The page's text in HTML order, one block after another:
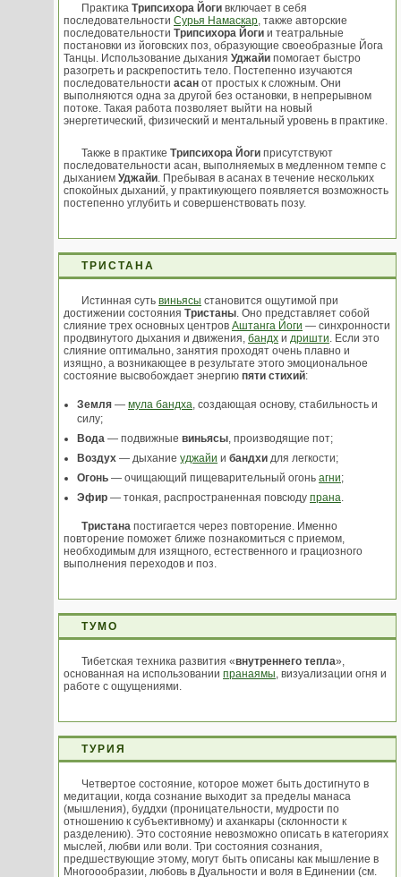
Практика Трипсихора Йоги включает в себя
последовательности Сурья Намаскар , также авторские
последовательности Трипсихора Йоги и театральные
постановки из йоговских поз, образующие своеобразные Йога
Танцы. Использование дыхания Уджайи помогает быстро
разогреть и раскрепостить тело. Постепенно изучаются
последовательности асан от простых к сложным. Они
выполняются одна за другой без остановки, в непрерывном
потоке. Такая работа позволяет выйти на новый
энергетический, физический и ментальный уровень в практике.
Также в практике Трипсихора Йоги присутствуют
последовательности асан, выполняемых в медленном темпе с
дыханием Уджайи . Пребывая в асанах в течение нескольких
спокойных дыханий, у практикующего появляется возможность
постепенно углубить и совершенствовать позу.
ТРИСТАНА
Истинная суть виньясы становится ощутимой при
достижении состояния Тристаны . Оно представляет собой
слияние трех основных центров Аштанга Йоги — синхронности
продвинутого дыхания и движения, бандх и дришти . Если это
слияние оптимально, занятия проходят очень плавно и
изящно, а возникающее в результате этого эмоциональное
состояние высвобождает энергию пяти стихий:
Земля — мула бандха , создающая основу, стабильность и
силу;
Вода — подвижные виньясы , производящие пот;
Воздух — дыхание уджайи и бандхи для легкости;
Огонь — очищающий пищеварительный огонь агни;
Эфир — тонкая, распространенная повсюду прана
Тристана постигается через повторение. Именно
повторение поможет ближе познакомиться с приемом,
необходимым для изящного, естественного и грациозного
выполнения переходов и поз.
ТУМО
Тибетская техника развития «внутреннего тепла»,
основанная на использовании пранаямы , визуализации огня и
работе с ощущениями.
ТУРИЯ
Четвертое состояние, которое может быть достигнуто в
медитации, когда сознание выходит за пределы манаса
(мышления), буддхи (проницательности, мудрости по
отношению к субъективному) и аханкары (склонности к
разделению). Это состояние невозможно описать в категориях
мыслей, любви или воли. Три состояния сознания,
предшествующие этому, могут быть описаны как мышление в
Многоообразии, любовь в Дуальности и воля в Единении (см.